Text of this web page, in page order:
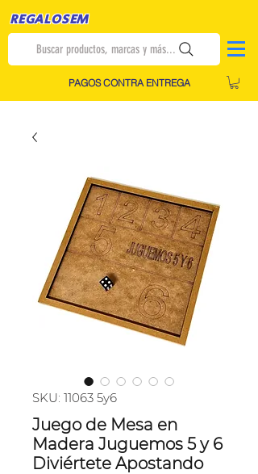
REGALOSEM
Buscar productos, marcas y más...
PAGOS CONTRA ENTREGA
SKU: 11063 5y6
Juego de Mesa en
Madera Juguemos 5 y 6
Diviértete Apostando